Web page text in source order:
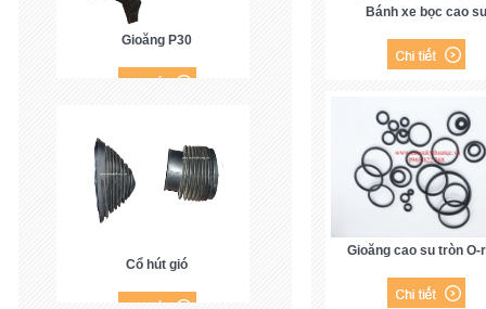
Gioăng P30
Cổ hút gió
Bánh xe bọc cao su
Gioăng cao su tròn O-